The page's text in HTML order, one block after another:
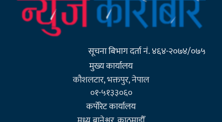
सूचना बिभाग दर्ता नं. ४६४-२०७४/०७५
मुख्य कार्यालय
कौशलटार, भक्तपुर, नेपाल
०१-५१३३०६०
कर्पाेरेट कार्यालय